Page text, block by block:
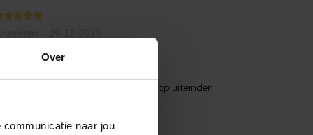
Over
naar jou
5
product als beschreven. Stops op uiteinden